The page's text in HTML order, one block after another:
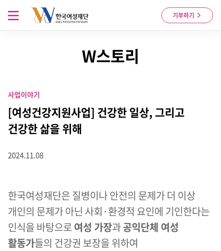
Skip to content
기부하기
메뉴 열기
W스토리
사업이야기
[여성건강지원사업] 건강한 일상, 그리고
건강한 삶을 위해
2024.11.08
한국여성재단은 질병이나 안전의 문제가 더 이상
개인의 문제가 아닌 사회·환경적 요인에 기인한다는
인식을 바탕으로여성 가장과공익단체 여성
활동가들의 건강권 보장을 위하여